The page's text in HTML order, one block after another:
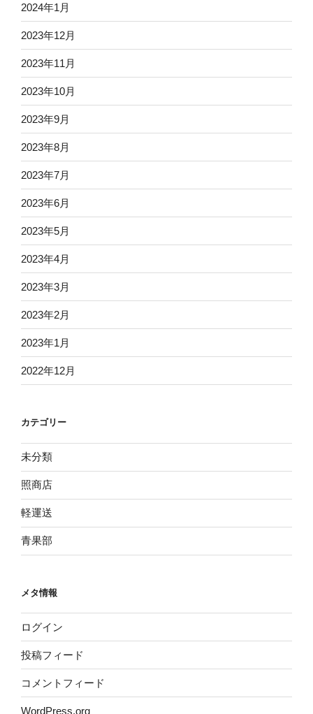
2024年1月
2023年12月
2023年11月
2023年10月
2023年9月
2023年8月
2023年7月
2023年6月
2023年5月
2023年4月
2023年3月
2023年2月
2023年1月
2022年12月
カテゴリー
未分類
照商店
軽運送
青果部
メタ情報
ログイン
投稿フィード
コメントフィード
WordPress.org